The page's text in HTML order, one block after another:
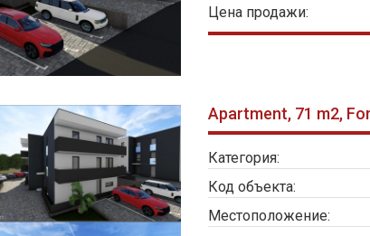
Цена продажи:
Apartment, 71 m2,
Категория:
Код объекта:
Местоположение: